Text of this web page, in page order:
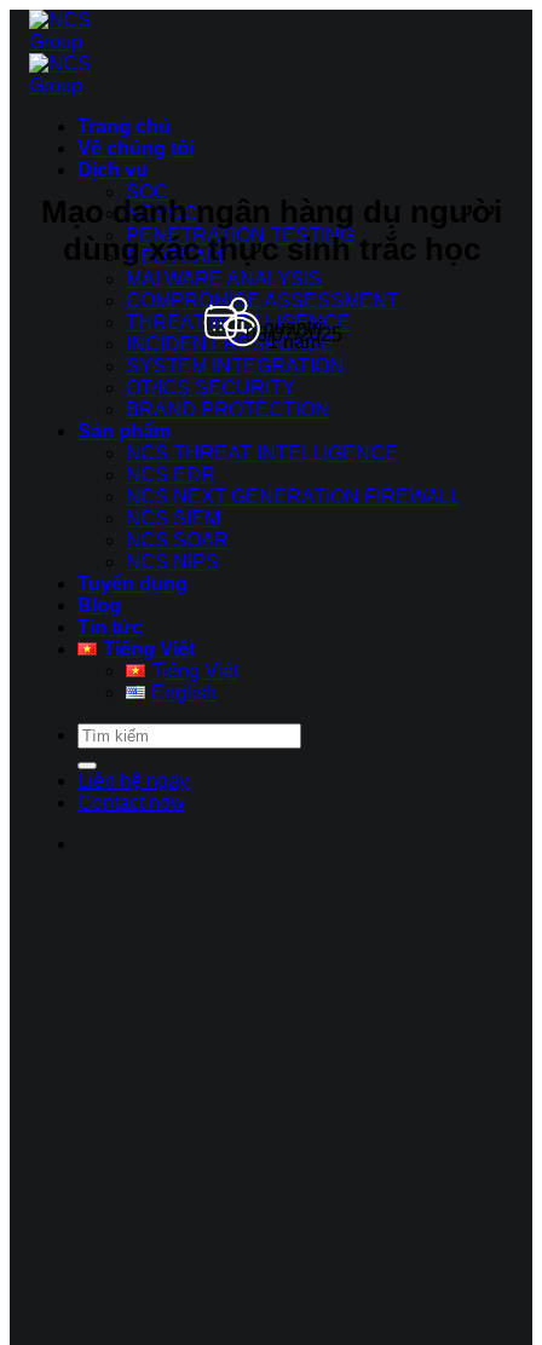
Bỏ
qua
nội
dung
Trang chủ
Về chúng tôi
Dịch vụ
SOC
NCSOC
PENETRATION TESTING
REDTEAM
MALWARE ANALYSIS
COMPROMISE ASSESSMENT
THREAT INTELLIGENCE
INCIDENT RESPONSE
SYSTEM INTEGRATION
OT/ICS SECURITY
BRAND PROTECTION
Sản phẩm
NCS THREAT INTELLIGENCE
NCS EDR
NCS NEXT GENERATION FIREWALL
NCS SIEM
NCS SOAR
NCS NIPS
Tuyển dụng
Blog
Tin tức
Tiếng Việt
Tiếng Việt
English
Liên hệ ngay
Contact now
Mạo danh ngân hàng dụ người
dùng xác thực sinh trắc học
quantri
08/07/2025
1 năm